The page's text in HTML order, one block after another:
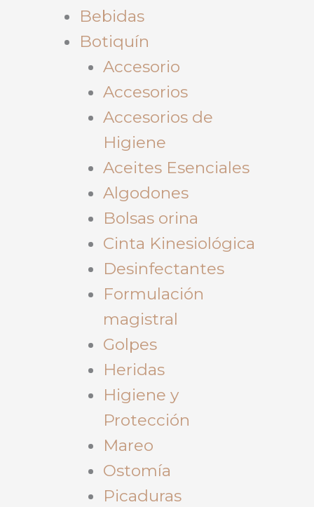
Bebidas
Botiquín
Accesorio
Accesorios
Accesorios de
Higiene
Aceites Esenciales
Algodones
Bolsas orina
Cinta Kinesiológica
Desinfectantes
Formulación
magistral
Golpes
Heridas
Higiene y
Protección
Mareo
Ostomía
Picaduras